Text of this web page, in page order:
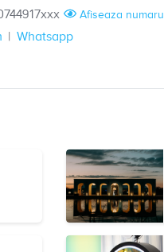
Afiseaza numarul
Whatsapp